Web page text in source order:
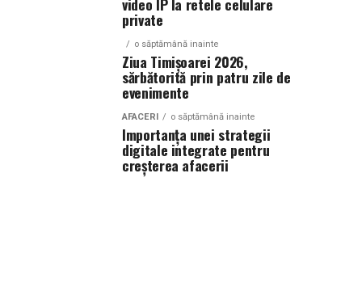
private
o săptămână inainte
Ziua Timișoarei 2026,
sărbătorită prin patru zile de
evenimente
AFACERI o săptămână inainte
Importanța unei strategii
digitale integrate pentru
creșterea afacerii